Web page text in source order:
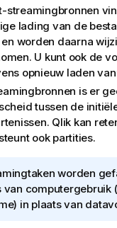
streamingbronnen
lading van de
en worden daarna
U kunt ook de
opnieuw laden
is er
tussen de
Qlik kan
ook partities.
worden
van computergebruik
in plaats van